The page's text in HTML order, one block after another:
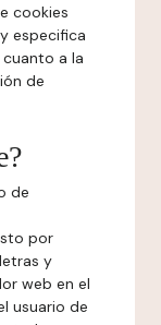
cookies
especifica
a la
de
de
por
y
web en el
usuario de